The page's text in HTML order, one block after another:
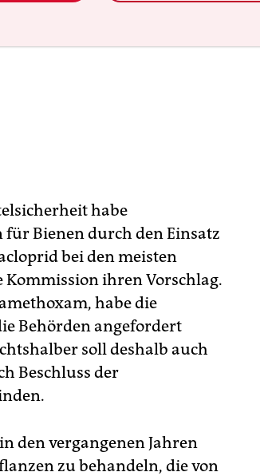
habe
Bienen durch den Einsatz
bei den meisten
ihren Vorschlag.
habe die
Behörden angefordert
soll deshalb auch
Beschluss der
den vergangenen Jahren
zu behandeln, die von